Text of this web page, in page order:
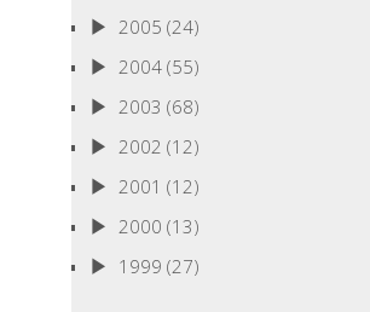
2005 (24)
2004 (55)
2003 (68)
2002 (12)
2001 (12)
2000 (13)
1999 (27)